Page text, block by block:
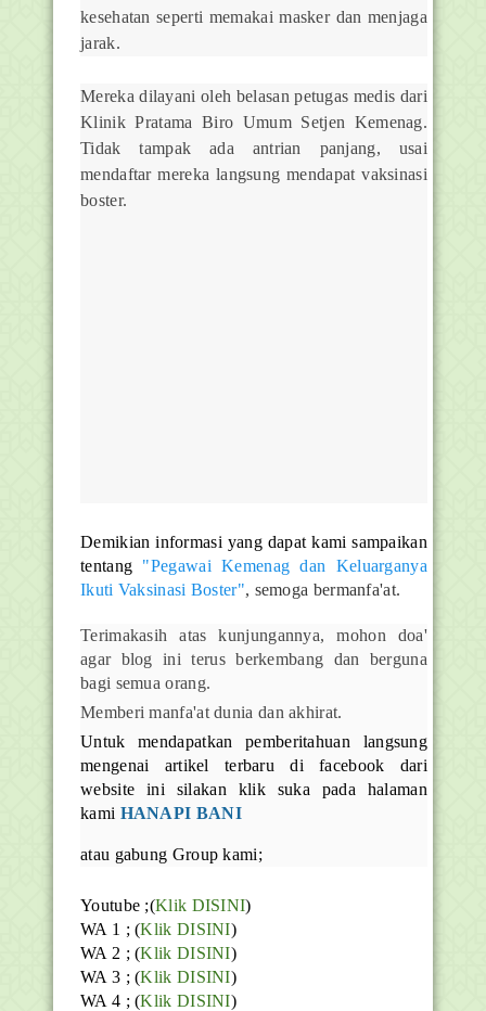
kesehatan seperti memakai masker dan menjaga
jarak.
Mereka dilayani oleh belasan petugas medis dari
Klinik Pratama Biro Umum Setjen Kemenag.
Tidak tampak ada antrian panjang, usai
mendaftar mereka langsung mendapat vaksinasi
boster.
Demikian informasi yang dapat kami sampaikan
tentang "Pegawai Kemenag dan Keluarganya
Ikuti Vaksinasi Boster", semoga bermanfa'at.
Terimakasih atas kunjungannya, mohon doa'
agar blog ini terus berkembang dan berguna
bagi semua orang.
Memberi manfa'at dunia dan akhirat.
Untuk mendapatkan pemberitahuan langsung
mengenai artikel terbaru di facebook dari
website ini silakan klik suka pada halaman
kami HANAPI BANI
atau gabung Group kami;
Youtube ;(Klik DISINI)
WA 1 ; (Klik DISINI)
WA 2 ; (Klik DISINI)
WA 3 ; (Klik DISINI)
WA 4 ; (Klik DISINI)